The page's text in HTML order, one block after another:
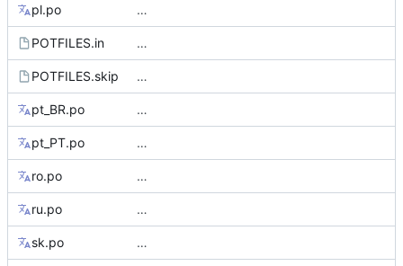
pl.po …
POTFILES.in …
POTFILES.skip …
pt_BR.po …
pt_PT.po …
ro.po …
ru.po …
sk.po …